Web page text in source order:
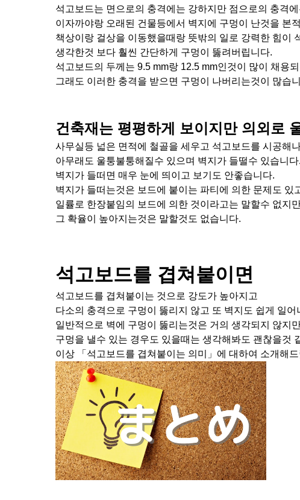
석고보드는 면으로의 충격에는 강하지만 점으로의 충격
이자까야랑 오래된 건물등에서 벽지에 구멍이 난것을 본
책상이랑 걸상을 이동했을때랑 뜻밖의 일로 강력한 힘이
생각한것 보다 훨씬 간단하게 구멍이 뚫려버립니다.
석고보드의 두께는 9.5 mm랑 12.5 mm인것이 많이 채용
그래도 이러한 충격을 받으면 구멍이 나버리는것이 많습
건축재는 평평하게 보이지만 의외로
사무실등 넓은 면적에 철골을 세우고 석고보드를 시공해
아무래도 울퉁불퉁해질수 있으며 벽지가 들떨수 있습니다.
벽지가 들떠면 매우 눈에 띄이고 보기도 안좋습니다.
벽지가 들떠는것은 보드에 붙이는 파티에 의한 문제도 있
일률로 한장붙임의 보드에 의한 것이라고는 말할수 없지
그 확율이 높아지는것은 말할것도 없습니다.
석고보드를 겹쳐붙이면
석고보드를 겹쳐붙이는 것으로 강도가 높아지고
다소의 충격으로 구멍이 뚫리지 않고 또 벽지도 쉽게 일어
일반적으로 벽에 구멍이 뚫리는것은 거의 생각되지 않지
구멍을 낼수 있는 경우도 있을때는 생각해봐도 괜찮을것
이상 「석고보드를 겹쳐붙이는 의미」에 대하여 소개해